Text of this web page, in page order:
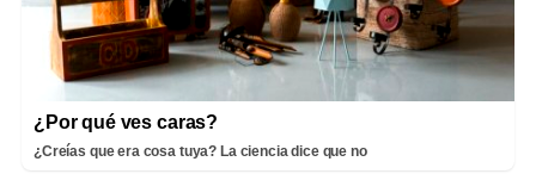
¿Por qué ves caras?
¿Creías que era cosa tuya? La ciencia dice que no